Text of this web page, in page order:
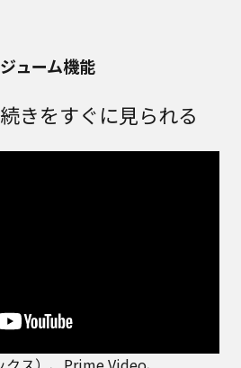
ューム機能
きをすぐに見られる